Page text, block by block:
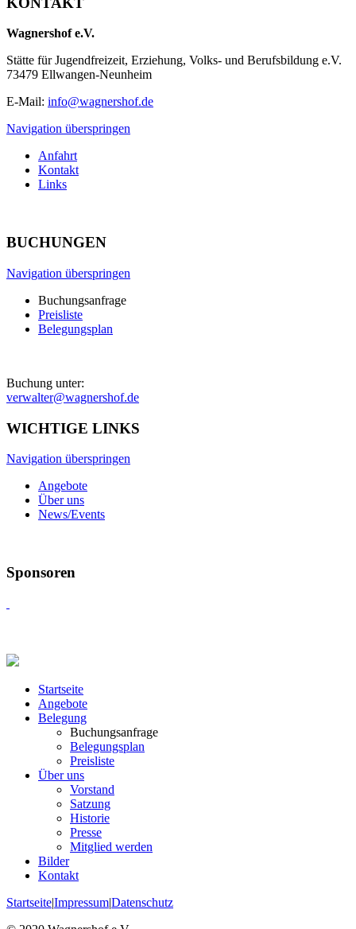
Wagnershof e.V.
Stätte für Jugendfreizeit, Erziehung, Volks- und Berufsbildung e.V.
73479 Ellwangen-Neunheim
E-Mail: info@wagnershof.de
Navigation überspringen
Anfahrt
Kontakt
Links
BUCHUNGEN
Navigation überspringen
Buchungsanfrage
Preisliste
Belegungsplan
Buchung unter:
verwalter@wagnershof.de
WICHTIGE LINKS
Navigation überspringen
Angebote
Über uns
News/Events
Sponsoren
Startseite
Angebote
Belegung
Buchungsanfrage
Belegungsplan
Preisliste
Über uns
Vorstand
Satzung
Historie
Presse
Mitglied werden
Bilder
Kontakt
Startseite|Impressum|Datenschutz